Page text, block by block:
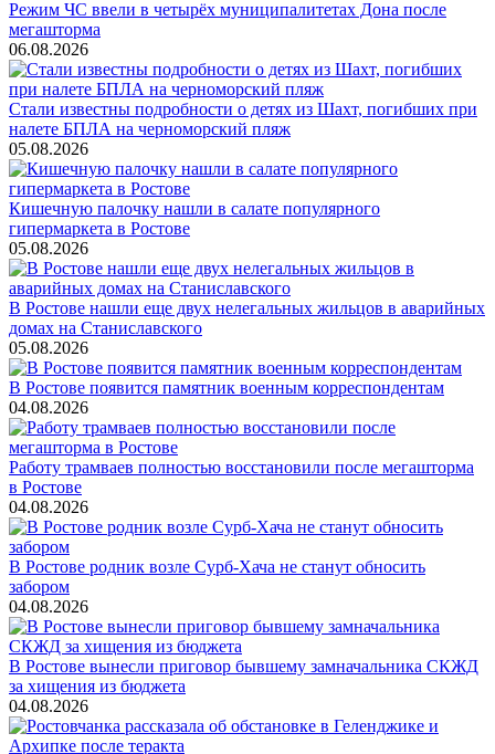
Режим ЧС ввели в четырёх муниципалитетах Дона после
мегашторма
06.08.2026
Стали известны подробности о детях из Шахт, погибших при
налете БПЛА на черноморский пляж
05.08.2026
Кишечную палочку нашли в салате популярного
гипермаркета в Ростове
05.08.2026
В Ростове нашли еще двух нелегальных жильцов в аварийных
домах на Станиславского
05.08.2026
В Ростове появится памятник военным корреспондентам
04.08.2026
Работу трамваев полностью восстановили после мегашторма
в Ростове
04.08.2026
В Ростове родник возле Сурб-Хача не станут обносить
забором
04.08.2026
В Ростове вынесли приговор бывшему замначальника СКЖД
за хищения из бюджета
04.08.2026